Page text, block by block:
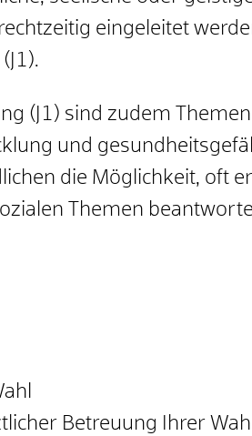
eingeleitet
(J1) sind zudem
und
die Möglichkeit, oft
Themen
Betreuung Ihrer Wahl